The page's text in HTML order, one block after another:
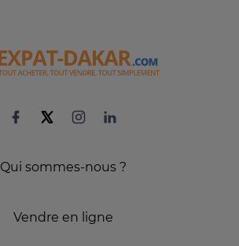
Qui sommes-nous ?
Vendre en ligne